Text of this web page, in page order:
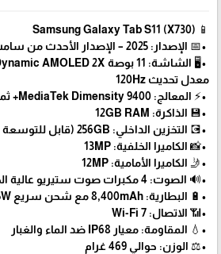
📱 Samsung Galaxy Tab S11 (X730)
•📅 الإصدار: 2025 – الإصدار الأحدث من سامسونج
معدل تحديث 120Hz
•⚡ المعالج: MediaTek Dimensity 9400+ ثماني النواة
•💾 الذاكرة: 12GB RAM
•💽 التخزين الداخلي: 256GB (قابل للتوسعة حتى 2TB عبر microSD)
•📸 الكاميرا الخلفية: 13MP
•🤳 الكاميرا الأمامية: 12MP
•🔊 الصوت: 4 مكبرات صوت ستيريو عالية الجودة (Quad Speakers)
•🔋 البطارية: 8,400mAh مع شحن سريع 45W
•📶 الاتصال: Wi-Fi 7
•💧 المقاومة: معيار IP68 ضد الماء والغبار
•⚖️ الوزن: حوالي 469 غرام